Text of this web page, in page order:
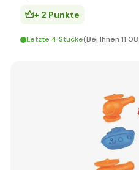
+ 2 Punkte
Letzte 4 Stücke(Bei Ihnen